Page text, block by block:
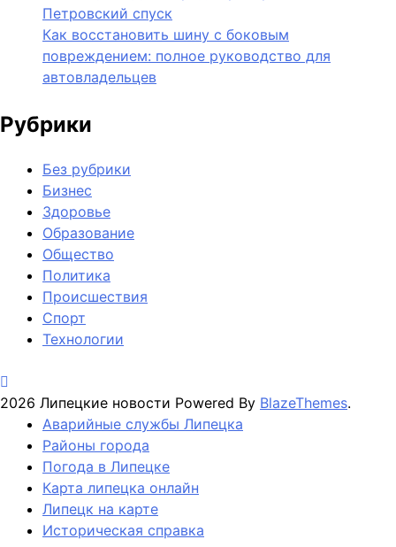
Петровский спуск
Как восстановить шину с боковым
повреждением: полное руководство для
автовладельцев
Рубрики
Без рубрики
Бизнес
Здоровье
Образование
Общество
Политика
Происшествия
Спорт
Технологии
2026 Липецкие новости Powered By BlazeThemes.
Аварийные службы Липецка
Районы города
Погода в Липецке
Карта липецка онлайн
Липецк на карте
Историческая справка